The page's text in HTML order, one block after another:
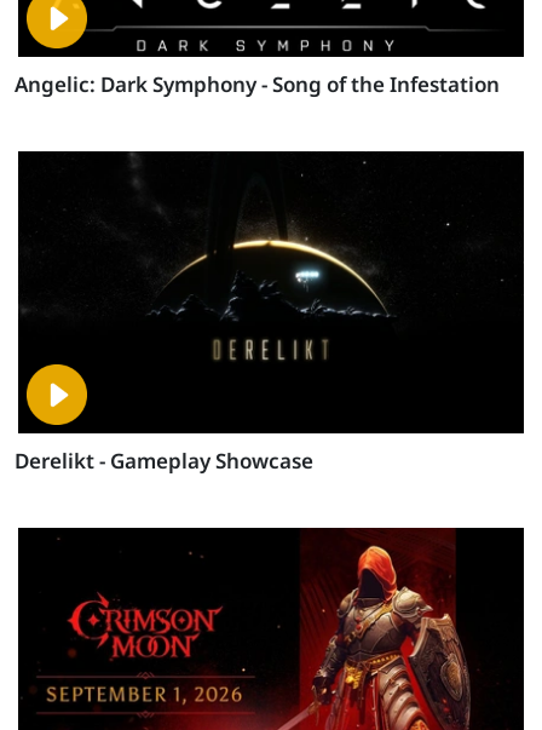
Angelic: Dark Symphony - Song of the Infestation
Derelikt - Gameplay Showcase